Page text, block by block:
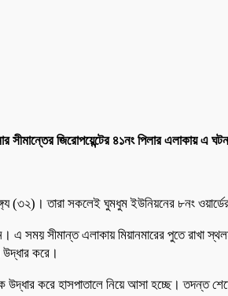
সীমান্তের জিরোপয়েন্টের ৪১নং পিলার এলাকায় এ
তারা সকলেই ঘুমধুম ইউনিয়নের ৮নং ওয়ার্ডের
সময় সীমান্ত এলাকায় মিয়ানমারের পুতে রাখা
করে।
উদ্ধার করে হাসপাতালে নিয়ে আসা হচ্ছে। তদন্ত